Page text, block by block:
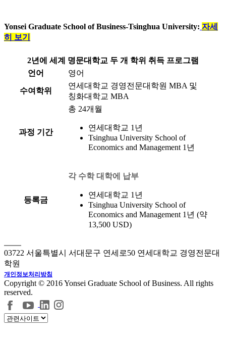
Yonsei Graduate School of Business-Tsinghua University: 자세
히 보기
2년에 세계 명문대학교 두 개 학위 취득 프로그램
언어
영어
수여학위
연세대학교 경영전문대학원 MBA 및
칭화대학교 MBA
과정 기간
총 24개월
연세대학교 1년
Tsinghua University School of
Economics and Management 1년
등록금
각 수학 대학에 납부
연세대학교 1년
Tsinghua University School of
Economics and Management 1년 (약
13,500 USD)
03722 서울특별시 서대문구 연세로50 연세대학교 경영전문대
학원
개인정보처리방침
Copyright © 2016 Yonsei Graduate School of Business. All rights
reserved.